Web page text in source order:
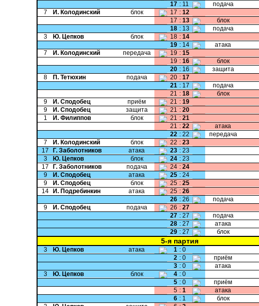
17 : 11 подача
7
И. Колодинский блок 17 : 12
17 : 13 блок
18 : 13 подача
3
Ю. Цепков блок 18 : 14
19 : 14 атака
7
И. Колодинский передача 19 : 15
19 : 16 блок
20 : 16 защита
8
П. Тетюхин подача 20 : 17
21 : 17 подача
21 : 18 блок
9
И. Сподобец приём 21 : 19
9
И. Сподобец защита 21 : 20
1
И. Филиппов блок 21 : 21
21 : 22 атака
22 : 22 передача
7
И. Колодинский блок 22 : 23
17
Г. Заболотников атака 23 : 23
3
Ю. Цепков блок 24 : 23
17
Г. Заболотников подача 24 : 24
9
И. Сподобец атака 25 : 24
9
И. Сподобец блок 25 : 25
14
И. Подребинкин атака 25 : 26
26 : 26 подача
9
И. Сподобец подача 26 : 27
27 : 27 подача
28 : 27 атака
29 : 27 блок
5-я партия
3 Ю. Цепков атака 1 : 0
2 : 0 приём
3 : 0 атака
3
Ю. Цепков блок 4 : 0
5 : 0 приём
5 : 1 атака
6 : 1 блок